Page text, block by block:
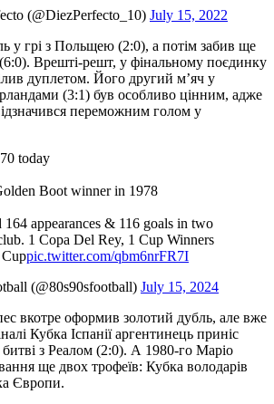
(@DiezPerfecto_10) July 15, 2022
у грі з Польщею (2:0), а потім забив ще
Врешті-решт, у фінальному поєдинку
дуплетом. Його другий м’яч у
(3:1) був особливо цінним, адже
переможним голом у
today
Boot winner in 1978
164 appearances & 116 goals in two
1 Copa Del Rey, 1 Cup Winners
pic.twitter.com/qbm6nrFR7I
(@80s90sfootball) July 15, 2024
вкотре оформив золотий дубль, але вже
Кубка Іспанії аргентинець приніс
битві з Реалом (2:0). А 1980-го Маріо
ще двох трофеїв: Кубка володарів
Європи.